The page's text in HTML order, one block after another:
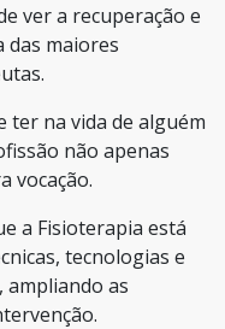
ver a recuperação e
das maiores
ter na vida de alguém
não apenas
vocação.
a Fisioterapia está
tecnologias e
as